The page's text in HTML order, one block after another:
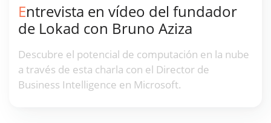
Entrevista en vídeo del fundador
de Lokad con Bruno Aziza
Descubre el potencial de computación en la nube
a través de esta charla con el Director de
Business Intelligence en Microsoft.